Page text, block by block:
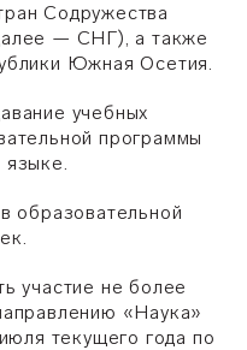
Содружества
— СНГ), а также
Южная Осетия.
учебных
программы
языке.
образовательной
участие не более
«Наука»
текущего года по